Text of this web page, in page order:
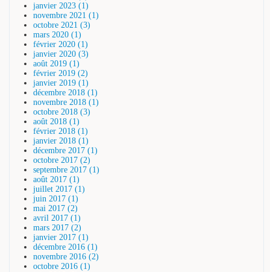
janvier 2023 (1)
novembre 2021 (1)
octobre 2021 (3)
mars 2020 (1)
février 2020 (1)
janvier 2020 (3)
août 2019 (1)
février 2019 (2)
janvier 2019 (1)
décembre 2018 (1)
novembre 2018 (1)
octobre 2018 (3)
août 2018 (1)
février 2018 (1)
janvier 2018 (1)
décembre 2017 (1)
octobre 2017 (2)
septembre 2017 (1)
août 2017 (1)
juillet 2017 (1)
juin 2017 (1)
mai 2017 (2)
avril 2017 (1)
mars 2017 (2)
janvier 2017 (1)
décembre 2016 (1)
novembre 2016 (2)
octobre 2016 (1)